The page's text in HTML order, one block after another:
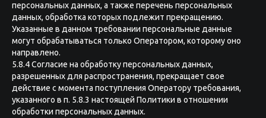
персональных данных, а также перечень персональных
данных, обработка которых подлежит прекращению.
Указанные в данном требовании персональные данные
могут обрабатываться только Оператором, которому оно
направлено.
5.8.4 Согласие на обработку персональных данных,
разрешенных для распространения, прекращает свое
действие с момента поступления Оператору требования,
указанного в п. 5.8.3 настоящей Политики в отношении
обработки персональных данных.